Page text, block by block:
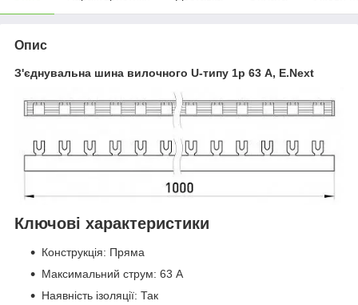
Опис
З'єднувальна шина вилочного U-типу 1р 63 А, E.Next
Ключові характеристики
Конструкція: Пряма
Максимальний струм: 63 А
Наявність ізоляції: Так